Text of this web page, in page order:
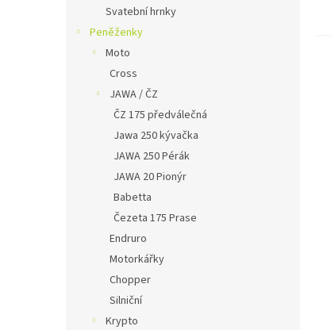
Svatební hrnky
Peněženky
Moto
Cross
JAWA / ČZ
ČZ 175 předválečná
Jawa 250 kývačka
JAWA 250 Pérák
JAWA 20 Pionýr
Babetta
Čezeta 175 Prase
Endruro
Motorkářky
Chopper
Silniční
Krypto